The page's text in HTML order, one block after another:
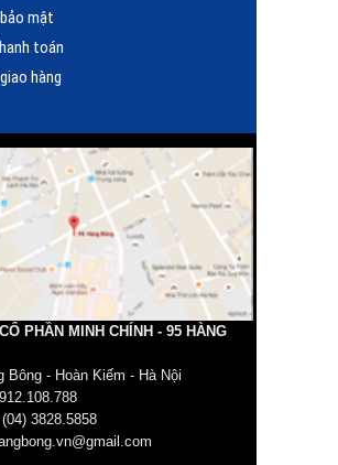
mật
toán
hàng
PHẦN MINH CHÍNH - 95 HÀNG
Bông - Hoàn Kiếm - Hà Nội
3828.5858